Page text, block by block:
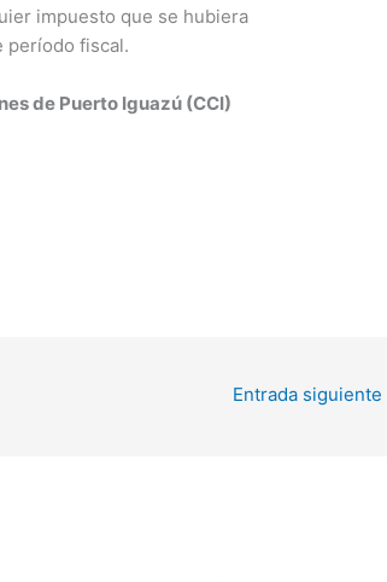
impuesto que se hubiera
período fiscal.
de Puerto Iguazú (CCI)
Entrada siguiente